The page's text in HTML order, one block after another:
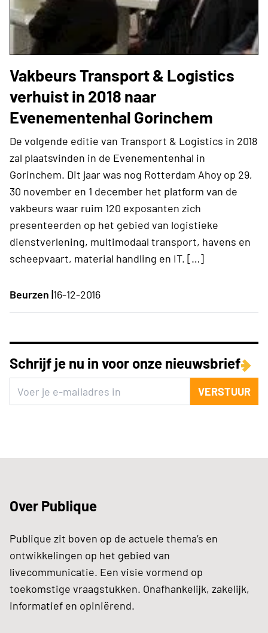
Vakbeurs Transport & Logistics
verhuist in 2018 naar
Evenementenhal Gorinchem
De volgende editie van Transport & Logistics in 2018
zal plaatsvinden in de Evenementenhal in
Gorinchem. Dit jaar was nog Rotterdam Ahoy op 29,
30 november en 1 december het platform van de
vakbeurs waar ruim 120 exposanten zich
presenteerden op het gebied van logistieke
dienstverlening, multimodaal transport, havens en
scheepvaart, material handling en IT. […]
Beurzen |16-12-2016
Schrijf je nu in voor onze nieuwsbrief
VERSTUUR
Over Publique
Publique zit boven op de actuele thema’s en
ontwikkelingen op het gebied van
livecommunicatie. Een visie vormend op
toekomstige vraagstukken. Onafhankelijk, zakelijk,
informatief en opiniërend.